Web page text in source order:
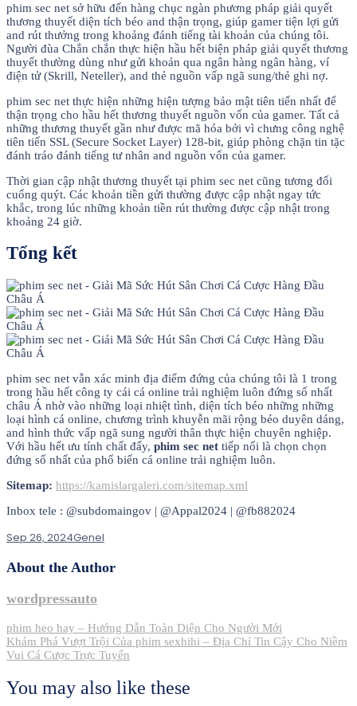
phim sec net sở hữu đến hàng chục ngàn phương pháp giải quyết
thương thuyết diện tích béo and thận trọng, giúp gamer tiện lợi gửi
and rút thưởng trong khoảng đánh tiếng tài khoản của chúng tôi.
Người đùa Chắn chắn thực hiện hầu hết biện pháp giải quyết thương
thuyết thường dùng như gửi khoản qua ngân hàng ngân hàng, ví
điện tử (Skrill, Neteller), and thẻ nguồn vấp ngã sung/thẻ ghi nợ.
phim sec net thực hiện những hiện tượng bảo mật tiên tiến nhất để
thận trọng cho hầu hết thương thuyết nguồn vốn của gamer. Tất cả
những thương thuyết gần như được mã hóa bởi vì chưng công nghệ
tiên tiến SSL (Secure Socket Layer) 128-bit, giúp phòng chặn tin tặc
đánh tráo đánh tiếng tư nhân and nguồn vốn của gamer.
Thời gian cập nhật thương thuyết tại phim sec net cũng tương đối
cuống quýt. Các khoản tiền gửi thường được cập nhật ngay tức
khắc, trong lúc những khoản tiền rút thường được cập nhật trong
khoảng 24 giờ.
Tổng kết
phim sec net vẫn xác minh địa điểm đứng của chúng tôi là 1 trong
trong hầu hết công ty cái cá online trải nghiệm luôn đứng số nhất
châu Á nhờ vào những loại nhiệt tình, diện tích béo những những
loại hình cá online, chương trình khuyễn mãi rộng béo duyên dáng,
and hình thức vấp ngã sung người thân thực hiện chuyên nghiệp.
Với hầu hết ưu tính chất đấy, phim sec net tiếp nối là chọn chọn
đứng số nhất của phổ biến cá online trải nghiệm luôn.
Sitemap: https://kamislargaleri.com/sitemap.xml
Inbox tele : @subdomaingov | @Appal2024 | @fb882024
Sep 26, 2024Genel
About the Author
wordpressauto
Post
navigation
phim heo hay – Hướng Dẫn Toàn Diện Cho Người Mới
Khám Phá Vượt Trội Của phim sexhihi – Địa Chỉ Tin Cậy Cho Niềm
Vui Cá Cược Trực Tuyến
You may also like these